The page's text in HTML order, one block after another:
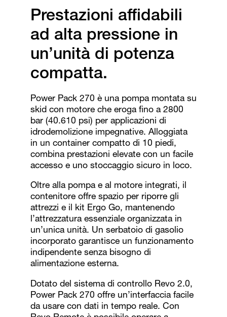
Prestazioni affidabili
ad alta pressione in
un’unità di potenza
compatta.
Power Pack 270 è una pompa montata su
skid con motore che eroga fino a 2800
bar (40.610 psi) per applicazioni di
idrodemolizione impegnative. Alloggiata
in un container compatto di 10 piedi,
combina prestazioni elevate con un facile
accesso e uno stoccaggio sicuro in loco.
Oltre alla pompa e al motore integrati, il
contenitore offre spazio per riporre gli
attrezzi e il kit Ergo Go, mantenendo
l’attrezzatura essenziale organizzata in
un’unica unità. Un serbatoio di gasolio
incorporato garantisce un funzionamento
indipendente senza bisogno di
alimentazione esterna.
Dotato del sistema di controllo Revo 2.0,
Power Pack 270 offre un’interfaccia facile
da usare con dati in tempo reale. Con